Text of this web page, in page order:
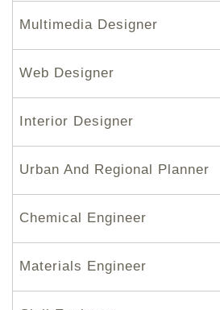
Multimedia Designer
Web Designer
Interior Designer
Urban And Regional Planner
Chemical Engineer
Materials Engineer